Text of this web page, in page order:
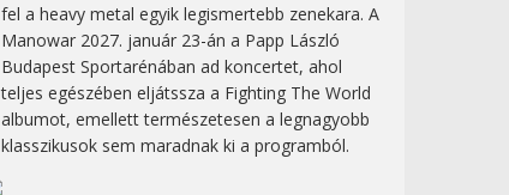
fel a heavy metal egyik legismertebb zenekara. A
Manowar 2027. január 23-án a Papp László
Budapest Sportarénában ad koncertet, ahol
teljes egészében eljátssza a Fighting The World
albumot, emellett természetesen a legnagyobb
klasszikusok sem maradnak ki a programból.